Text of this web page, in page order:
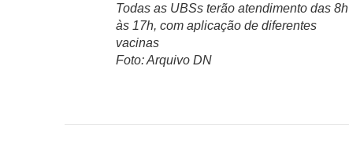
Todas as UBSs terão atendimento das 8h
às 17h, com aplicação de diferentes
vacinas
Foto: Arquivo DN